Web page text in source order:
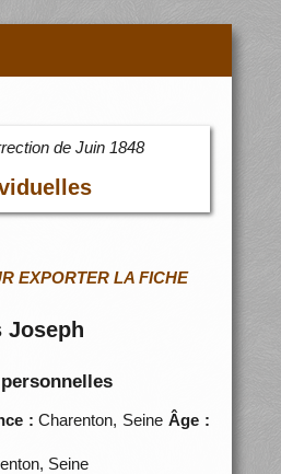
de Juin 1848
EXPORTER LA FICHE
Joseph
: Charenton, Seine Âge :
Seine